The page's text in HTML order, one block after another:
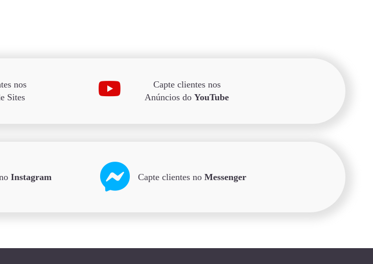
nos
Sites
Capte clientes nos
Anúncios doYouTube
Instagram Capte clientes no Messenger